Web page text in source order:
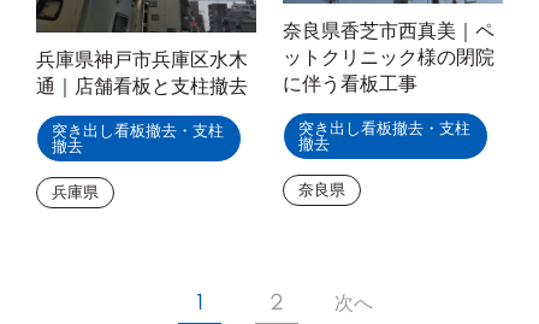
兵庫県神戸市兵庫区水木
通｜店舗看板と支柱撤去
突き出し看板撤去・支柱
撤去
兵庫県
奈良県香芝市西真美｜ペ
ットクリニック様の閉院
に伴う看板工事
突き出し看板撤去・支柱
撤去
奈良県
1 2 次へ